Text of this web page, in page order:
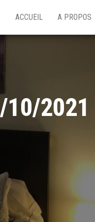
ACCUEIL A PROPOS